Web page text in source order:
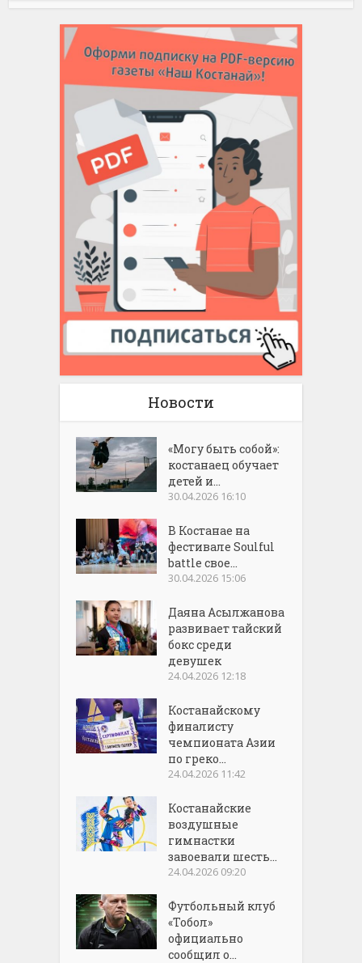
Новости
«Могу быть собой»:
костанаец обучает
детей и...
30.04.2026 16:10
В Костанае на
фестивале Soulful
battle свое...
30.04.2026 15:06
Даяна Асылжанова
развивает тайский
бокс среди
девушек
24.04.2026 12:18
Костанайскому
финалисту
чемпионата Азии
по греко...
24.04.2026 11:42
Костанайские
воздушные
гимнастки
завоевали шесть...
24.04.2026 09:20
Футбольный клуб
«Тобол»
официально
сообщил о...